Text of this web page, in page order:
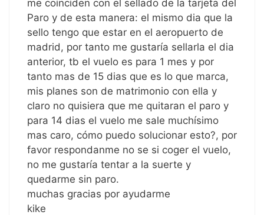
me coinciden con el sellado de la tarjeta del
Paro y de esta manera: el mismo dia que la
sello tengo que estar en el aeropuerto de
madrid, por tanto me gustaría sellarla el dia
anterior, tb el vuelo es para 1 mes y por
tanto mas de 15 dias que es lo que marca,
mis planes son de matrimonio con ella y
claro no quisiera que me quitaran el paro y
para 14 dias el vuelo me sale muchísimo
mas caro, cómo puedo solucionar esto?, por
favor respondanme no se si coger el vuelo,
no me gustaría tentar a la suerte y
quedarme sin paro.
muchas gracias por ayudarme
kike